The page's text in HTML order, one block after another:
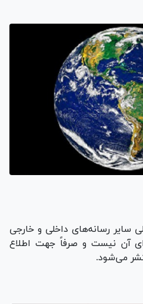
سایر رسانه‌های داخلی و خارجی
آن نیست و صرفاً جهت اطلاع
می‌شود.